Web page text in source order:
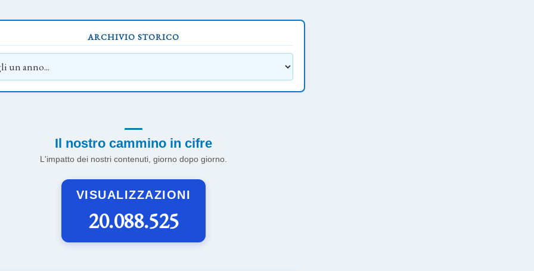
ARCHIVIO STORICO
Il nostro cammino in cifre
L'impatto dei nostri contenuti, giorno dopo giorno.
VISUALIZZAZIONI
20.088.525